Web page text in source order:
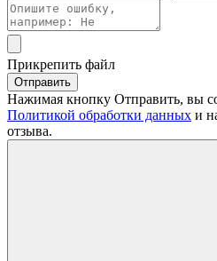
Прикрепить файл
Отправить
Нажимая кнопку Отправить, вы
Политикой обработки данных и
отзыва.